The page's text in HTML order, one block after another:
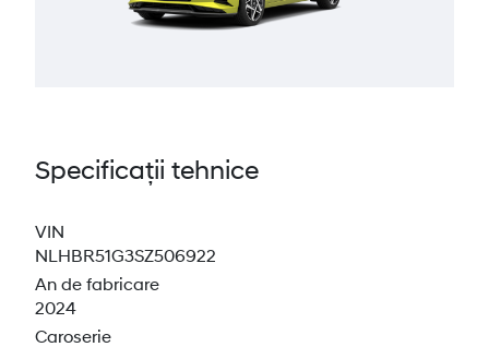
Specificații tehnice
VIN
NLHBR51G3SZ506922
An de fabricare
2024
Caroserie